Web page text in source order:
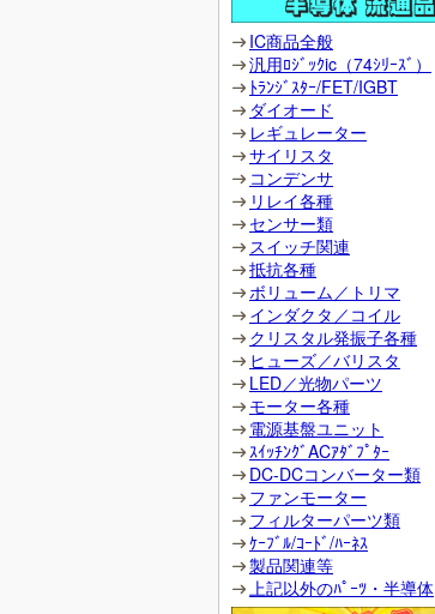
IC商品全般
汎用ﾛｼﾞｯｸic（74ｼﾘｰｽﾞ）
ﾄﾗﾝｼﾞｽﾀｰ/FET/IGBT
ダイオード
レギュレーター
サイリスタ
コンデンサ
リレイ各種
センサー類
スイッチ関連
抵抗各種
ボリューム／トリマ
インダクタ／コイル
クリスタル発振子各種
ヒューズ／バリスタ
LED／光物パーツ
モーター各種
電源基盤ユニット
ｽｲｯﾁﾝｸﾞACｱﾀﾞﾌﾟﾀｰ
DC-DCコンバーター類
ファンモーター
フィルターパーツ類
ｹｰﾌﾞﾙ/ｺｰﾄﾞ/ﾊｰﾈｽ
製品関連等
上記以外のﾊﾟｰﾂ・半導体